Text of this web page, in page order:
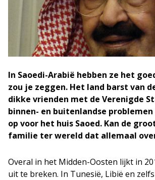
In Saoedi-Arabië hebben ze het
zou je zeggen. Het land barst van
dikke vrienden met de Verenigde
binnen- en buitenlandse
op voor het huis Saoed. Kan de
familie ter wereld dat allemaal
Overal in het Midden-Oosten lijkt in
uit te breken. In Tunesië, Libië en